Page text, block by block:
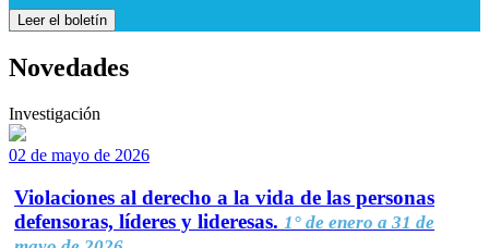
Leer el boletín
Novedades
Investigación
02 de mayo de 2026
Violaciones al derecho a la vida de las personas
defensoras, líderes y lideresas. 1° de enero a 31 de